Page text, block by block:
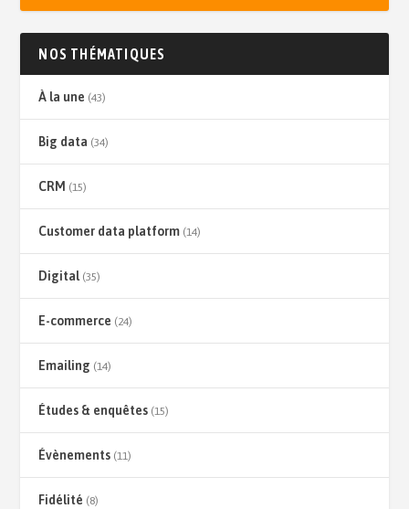
NOS THÉMATIQUES
À la une (43)
Big data (34)
CRM (15)
Customer data platform (14)
Digital(35)
E-commerce (24)
Emailing (14)
Études & enquêtes (15)
Évènements (11)
Fidélité (8)